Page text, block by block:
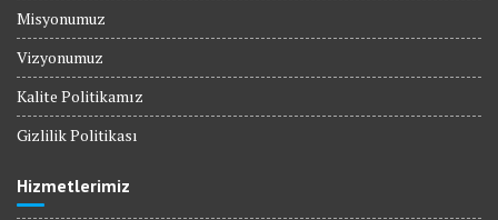
Misyonumuz
Vizyonumuz
Kalite Politikamız
Gizlilik Politikası
Hizmetlerimiz